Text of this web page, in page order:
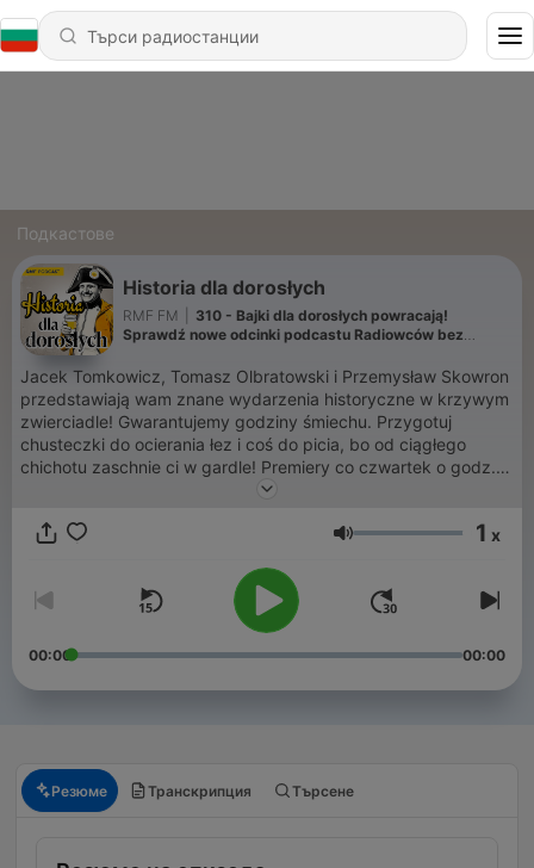
Подкастове
Historia dla dorosłych
RMF FM
310 - Bajki dla dorosłych powracają!
Sprawdź nowe odcinki podcastu Radiowców bez
Jacek Tomkowicz, Tomasz Olbratowski i Przemysław Skowron
przedstawiają wam znane wydarzenia historyczne w krzywym
zwierciadle! Gwarantujemy godziny śmiechu. Przygotuj
chusteczki do ocierania łez i coś do picia, bo od ciągłego
chichotu zaschnie ci w gardle! Premiery co czwartek o godz.
Сила на звука
1 x
00:00 00:00
Резюме Транскрипция Търсене